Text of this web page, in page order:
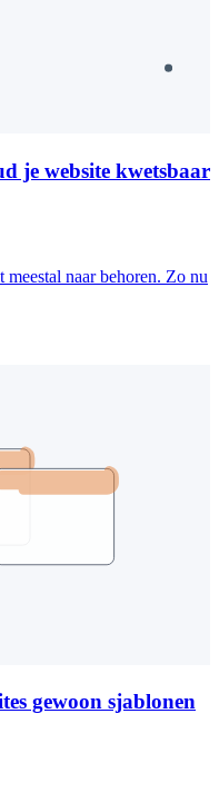
je website kwetsbaar
meestal naar behoren. Zo nu
gewoon sjablonen